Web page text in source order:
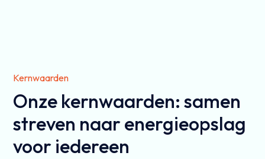
Kernwaarden
Onze kernwaarden: samen
streven naar energieopslag
voor iedereen